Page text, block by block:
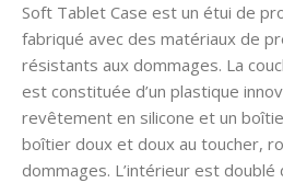
Soft Tablet Case est un étui de
fabriqué avec des matériaux de
résistants aux dommages. La
est constituée d’un plastique
revêtement en silicone et un
boîtier doux et doux au toucher,
dommages. L’intérieur est